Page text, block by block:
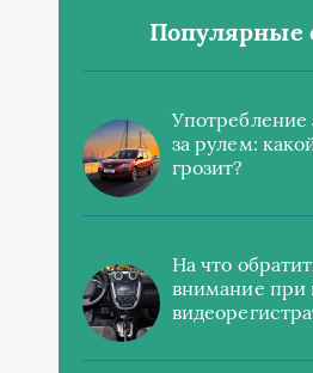
Популярные
Употребление
за рулем:
грозит?
На что
внимание при